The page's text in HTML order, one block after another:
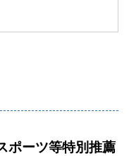
ポーツ等特別推薦